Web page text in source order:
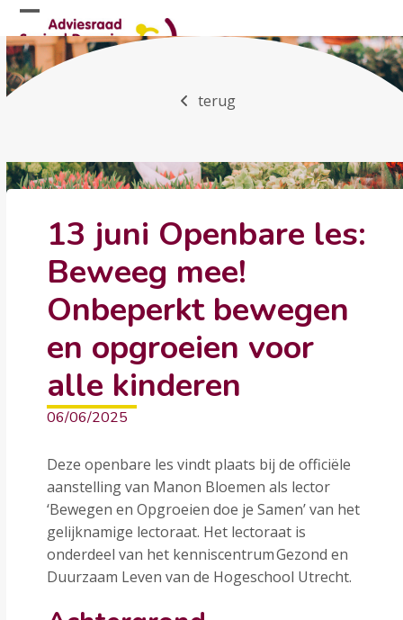
Skip
to
content
Open
mobile
menu
Close
mobile
menu
terug
13 juni Openbare les:
Beweeg mee!
Onbeperkt bewegen
en opgroeien voor
alle kinderen
06/06/2025
Deze openbare les vindt plaats bij de officiële
aanstelling van Manon Bloemen als lector
‘Bewegen en Opgroeien doe je Samen’ van het
gelijknamige lectoraat. Het lectoraat is
onderdeel van het kenniscentrum Gezond en
Duurzaam Leven van de Hogeschool Utrecht.